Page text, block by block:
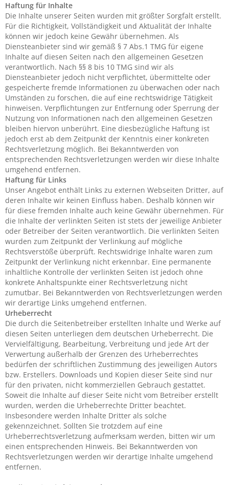
Haftung für Inhalte
Die Inhalte unserer Seiten wurden mit größter Sorgfalt erstellt.
Für die Richtigkeit, Vollständigkeit und Aktualität der Inhalte
können wir jedoch keine Gewähr übernehmen. Als
Diensteanbieter sind wir gemäß § 7 Abs.1 TMG für eigene
Inhalte auf diesen Seiten nach den allgemeinen Gesetzen
verantwortlich. Nach §§ 8 bis 10 TMG sind wir als
Diensteanbieter jedoch nicht verpflichtet, übermittelte oder
gespeicherte fremde Informationen zu überwachen oder nach
Umständen zu forschen, die auf eine rechtswidrige Tätigkeit
hinweisen. Verpflichtungen zur Entfernung oder Sperrung der
Nutzung von Informationen nach den allgemeinen Gesetzen
bleiben hiervon unberührt. Eine diesbezügliche Haftung ist
jedoch erst ab dem Zeitpunkt der Kenntnis einer konkreten
Rechtsverletzung möglich. Bei Bekanntwerden von
entsprechenden Rechtsverletzungen werden wir diese Inhalte
umgehend entfernen.
Haftung für Links
Unser Angebot enthält Links zu externen Webseiten Dritter, auf
deren Inhalte wir keinen Einfluss haben. Deshalb können wir
für diese fremden Inhalte auch keine Gewähr übernehmen. Für
die Inhalte der verlinkten Seiten ist stets der jeweilige Anbieter
oder Betreiber der Seiten verantwortlich. Die verlinkten Seiten
wurden zum Zeitpunkt der Verlinkung auf mögliche
Rechtsverstöße überprüft. Rechtswidrige Inhalte waren zum
Zeitpunkt der Verlinkung nicht erkennbar. Eine permanente
inhaltliche Kontrolle der verlinkten Seiten ist jedoch ohne
konkrete Anhaltspunkte einer Rechtsverletzung nicht
zumutbar. Bei Bekanntwerden von Rechtsverletzungen werden
wir derartige Links umgehend entfernen.
Urheberrecht
Die durch die Seitenbetreiber erstellten Inhalte und Werke auf
diesen Seiten unterliegen dem deutschen Urheberrecht. Die
Vervielfältigung, Bearbeitung, Verbreitung und jede Art der
Verwertung außerhalb der Grenzen des Urheberrechtes
bedürfen der schriftlichen Zustimmung des jeweiligen Autors
bzw. Erstellers. Downloads und Kopien dieser Seite sind nur
für den privaten, nicht kommerziellen Gebrauch gestattet.
Soweit die Inhalte auf dieser Seite nicht vom Betreiber erstellt
wurden, werden die Urheberrechte Dritter beachtet.
Insbesondere werden Inhalte Dritter als solche
gekennzeichnet. Sollten Sie trotzdem auf eine
Urheberrechtsverletzung aufmerksam werden, bitten wir um
einen entsprechenden Hinweis. Bei Bekanntwerden von
Rechtsverletzungen werden wir derartige Inhalte umgehend
entfernen.